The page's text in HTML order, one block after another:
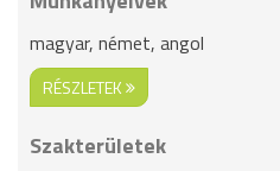
magyar, német, angol
RÉSZLETEK
Szakterületek